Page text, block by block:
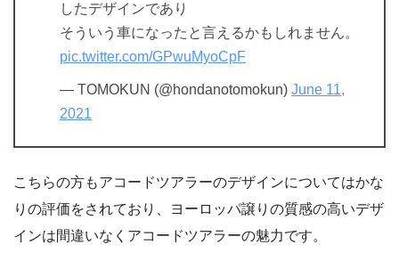
したデザインであり
そういう車になったと言えるかもしれません。
pic.twitter.com/GPwuMyoCpF
— TOMOKUN (@hondanotomokun) June 11,
2021
こちらの方もアコードツアラーのデザインについてはかな
りの評価をされており、ヨーロッパ譲りの質感の高いデザ
インは間違いなくアコードツアラーの魅力です。